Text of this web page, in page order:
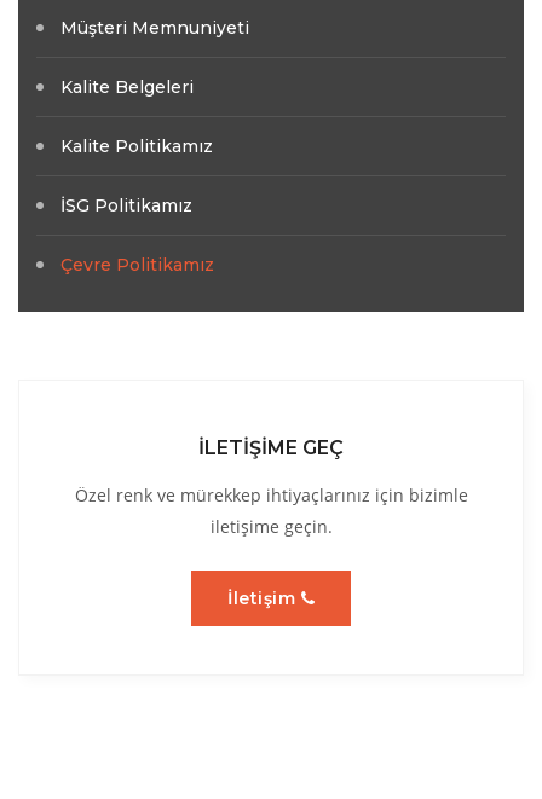
Müşteri Memnuniyeti
Kalite Belgeleri
Kalite Politikamız
İSG Politikamız
Çevre Politikamız
İLETİŞİME GEÇ
Özel renk ve mürekkep ihtiyaçlarınız için bizimle
iletişime geçin.
İletişim